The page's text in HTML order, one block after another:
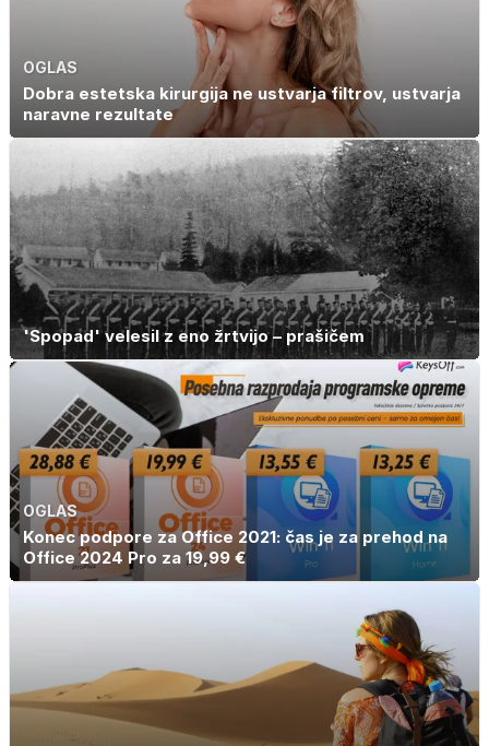
OGLAS
Dobra estetska kirurgija ne ustvarja filtrov, ustvarja
naravne rezultate
'Spopad' velesil z eno žrtvijo – prašičem
OGLAS
Konec podpore za Office 2021: čas je za prehod na
Office 2024 Pro za 19,99 €